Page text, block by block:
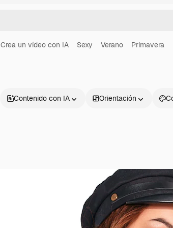
Crea un vídeo con IA Sexy Verano Primavera
Contenido con IA Orientación
Productos